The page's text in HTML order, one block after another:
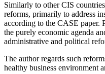
Similarly to other CIS
reforms, primarily to address
according to the CASE paper.
the purely economic agenda
administrative and political
The author regards such
healthy business environment